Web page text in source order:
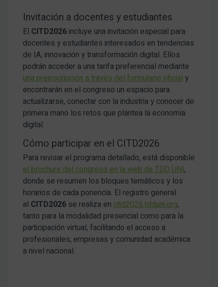
Invitación a docentes y estudiantes
El CITD2026 incluye una invitación especial para
docentes y estudiantes interesados en tendencias
de IA, innovación y transformación digital. Ellos
podrán acceder a una tarifa preferencial mediante
una preinscripción a través del formulario oficial y
encontrarán en el congreso un espacio para
actualizarse, conectar con la industria y conocer de
primera mano los retos que plantea la economía
digital.
Cómo participar en el CITD2026
Para revisar el programa detallado, está disponible
el brochure del congreso en la web de TDD UNI,
donde se resumen los bloques temáticos y los
horarios de cada ponencia. El registro general
al CITD2026 se realiza encitd2026.tdduni.org,
tanto para la modalidad presencial como para la
participación virtual, facilitando el acceso a
profesionales, empresas y comunidad académica
a nivel nacional.